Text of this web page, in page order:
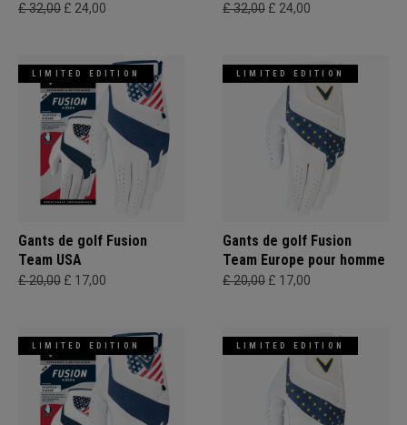
£ 32,00 £ 24,00 £ 32,00 £ 24,00
LIMITED EDITION
Gants de golf Fusion
Team USA
£ 20,00 £ 17,00
LIMITED EDITION
Gants de golf Fusion
Team Europe pour homme
£ 20,00 £ 17,00
LIMITED EDITION LIMITED EDITION